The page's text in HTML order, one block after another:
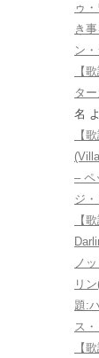
ゥ
き
ン
【
タ
名
【
– ペ
ジ
【
ノ
リ
題:
ス
【